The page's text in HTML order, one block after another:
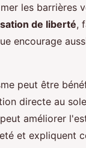
les barrières
de liberté,
encourage
peut être
directe au
améliorer
et expliquent